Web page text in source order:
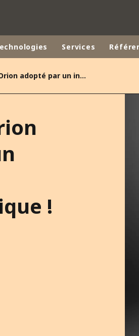
Sites pays
AMÉRIQUE LATINE
CHINE
DANEMARK
Services
Un nouvel Orion adopté par un industriel pharmaceutique !
!